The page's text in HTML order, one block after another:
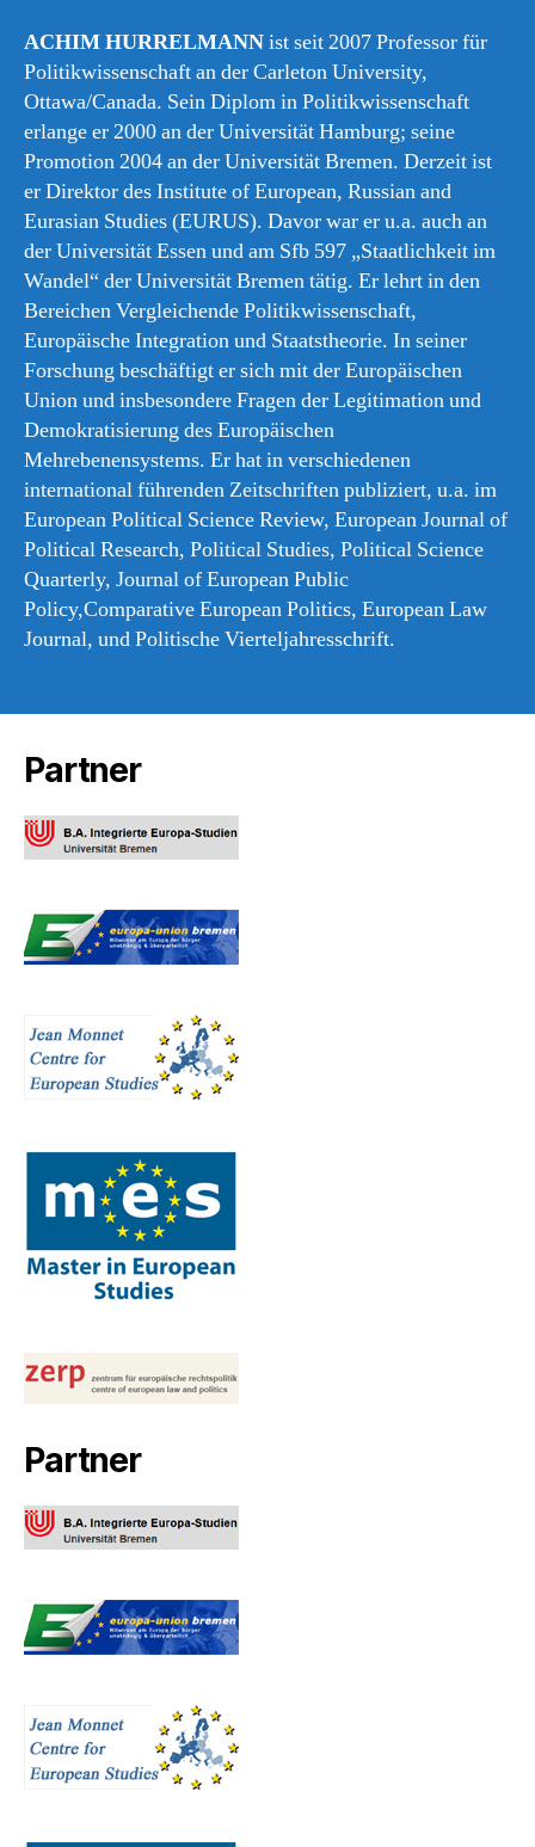
ACHIM HURRELMANNist seit 2007 Professor für
Politikwissenschaft an der Carleton University,
Ottawa/Canada. Sein Diplom in Politikwissenschaft
erlange er 2000 an der Universität Hamburg; seine
Promotion 2004 an der Universität Bremen. Derzeit ist
er Direktor des Institute of European, Russian and
Eurasian Studies (EURUS). Davor war er u.a. auch an
der Universität Essen und am Sfb 597 „Staatlichkeit im
Wandel“ der Universität Bremen tätig. Er lehrt in den
Bereichen Vergleichende Politikwissenschaft,
Europäische Integration und Staatstheorie. In seiner
Forschung beschäftigt er sich mit der Europäischen
Union und insbesondere Fragen der Legitimation und
Demokratisierung des Europäischen
Mehrebenensystems. Er hat in verschiedenen
international führenden Zeitschriften publiziert, u.a. im
European Political Science Review, European Journal of
Political Research, Political Studies, Political Science
Quarterly, Journal of European Public
Policy,Comparative European Politics, European Law
Journal, und Politische Vierteljahresschrift.
Partner
Partner